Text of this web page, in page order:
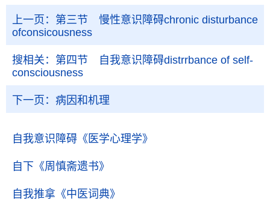
上一页： 第三节 慢性意识障碍chronic disturbance
ofconsicousness
搜相关： 第四节 自我意识障碍distrrbance of self-
consciousness
下一页： 病因和机理
自我意识障碍 《医学心理学》
自下 《周慎斋遗书》
自我推拿 《中医词典》